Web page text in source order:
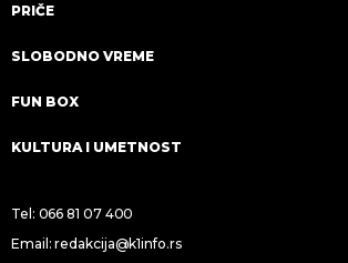
PRIČE
SLOBODNO VREME
FUN BOX
KULTURA I UMETNOST
Tel: 066 81 07 400
Email:redakcija@k1info.rs